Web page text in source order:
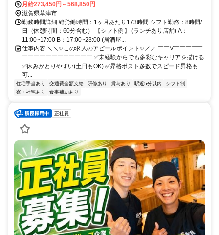
月給273,450円～568,850円
滋賀県草津市
勤務時間詳細 総労働時間：1ヶ月あたり173時間 シフト勤務：8時間/
日（休憩時間：60分含む） 【シフト例】 (ランチあり店舗) A：
11:00~17:00 B：17:00~23:00 (居酒屋...
仕事内容 ＼＼✨この求人のアピールポイント✨／／ ￣￣V￣￣￣￣￣
￣￣￣￣￣￣￣￣￣￣￣￣ ✅未経験からでも多彩なキャリアを描ける
✅休みがとりやすい(土日もOK) ✅昇格ポスト多数でスピード昇格も
可...
住宅手当あり 交通費全額支給 研修あり 賞与あり 駅近5分以内
シフト制
寮・社宅あり
食事補助あり
正社員